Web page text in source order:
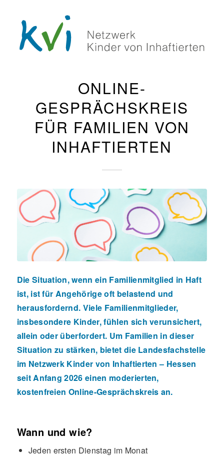
ONLINE-
GESPRÄCHSKREIS
FÜR FAMILIEN VON
INHAFTIERTEN
Die Situation, wenn ein Familienmitglied in Haft
ist, ist für Angehörige oft belastend und
herausfordernd. Viele Familienmitglieder,
insbesondere Kinder, fühlen sich verunsichert,
allein oder überfordert. Um Familien in dieser
Situation zu stärken, bietet die Landesfachstelle
im Netzwerk Kinder von Inhaftierten – Hessen
seit Anfang 2026 einen moderierten,
kostenfreien Online-Gesprächskreis an.
Wann und wie?
Jeden ersten Dienstag im Monat